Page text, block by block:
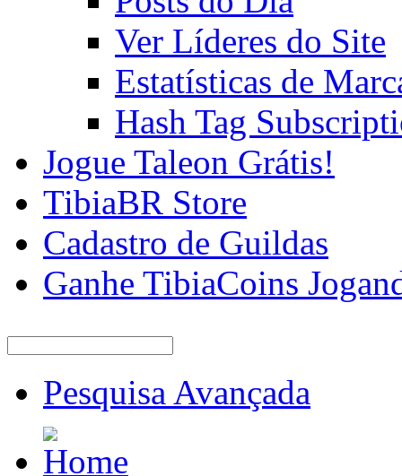
Ver Líderes do Site
Estatísticas de
Hash Tag
Jogue Taleon Grátis!
TibiaBR Store
Cadastro de Guildas
Ganhe TibiaCoins
Pesquisa Avançada